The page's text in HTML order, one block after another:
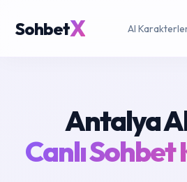
SohbetX AI
Antalya
Canlı Sohbet